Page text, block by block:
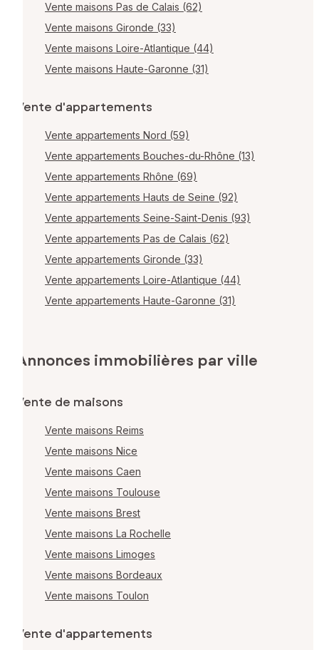
Vente maisons Pas de Calais (62)
Vente maisons Gironde (33)
Vente maisons Loire-Atlantique (44)
Vente maisons Haute-Garonne (31)
Vente d'appartements
Vente appartements Nord (59)
Vente appartements Bouches-du-Rhône (13)
Vente appartements Rhône (69)
Vente appartements Hauts de Seine (92)
Vente appartements Seine-Saint-Denis (93)
Vente appartements Pas de Calais (62)
Vente appartements Gironde (33)
Vente appartements Loire-Atlantique (44)
Vente appartements Haute-Garonne (31)
Annonces immobilières par ville
Vente de maisons
Vente maisons Reims
Vente maisons Nice
Vente maisons Caen
Vente maisons Toulouse
Vente maisons Brest
Vente maisons La Rochelle
Vente maisons Limoges
Vente maisons Bordeaux
Vente maisons Toulon
Vente d'appartements